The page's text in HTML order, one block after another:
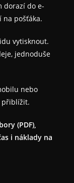
dorazí do e-
na pošťáka.
vytisknout.
jednoduše
nebo
přiblížit.
(PDF),
i náklady na